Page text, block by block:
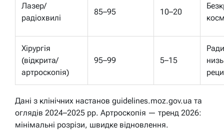
Лазер/
радіохвилі
85–95 10–20
Хірургія
(відкрита/
артроскопія)
95–99 5–15
Дані з клінічних настанов guidelines.moz.gov.ua та
оглядів 2024–2025 рр. Артроскопія — тренд 2026:
мінімальні розрізи, швидке відновлення.